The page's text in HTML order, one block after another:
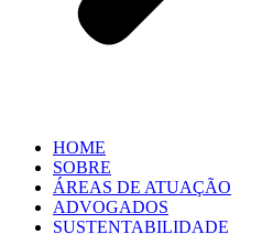
HOME
SOBRE
ÁREAS DE ATUAÇÃO
ADVOGADOS
SUSTENTABILIDADE